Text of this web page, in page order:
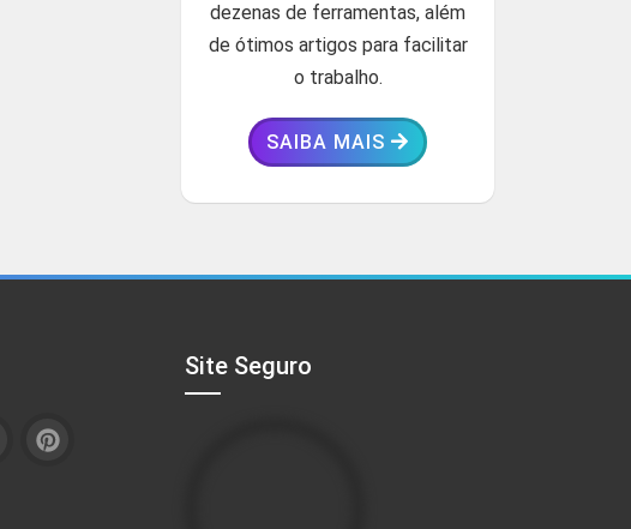
dezenas de ferramentas, além
de ótimos artigos para facilitar
o trabalho.
SAIBA MAIS
Site Seguro